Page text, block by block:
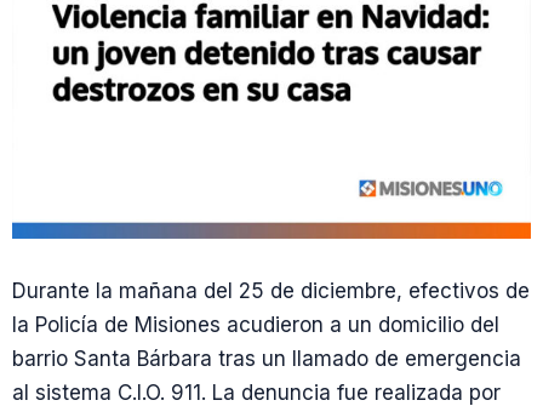
Durante la mañana del 25 de diciembre, efectivos de
la Policía de Misiones acudieron a un domicilio del
barrio Santa Bárbara tras un llamado de emergencia
al sistema C.I.O. 911. La denuncia fue realizada por